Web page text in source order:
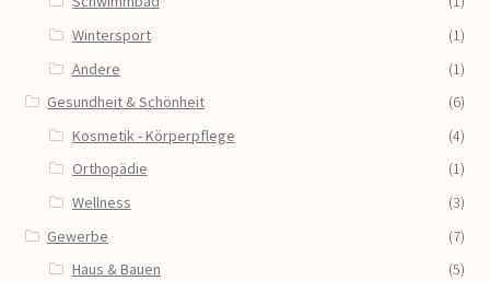
Wintersport
(1)
Andere
(1)
Gesundheit & Schönheit
(6)
Kosmetik - Körperpflege
(4)
Orthopädie
(1)
Wellness
(3)
Gewerbe
(7)
Haus & Bauen
(5)